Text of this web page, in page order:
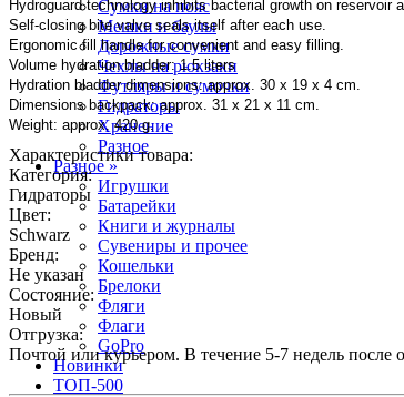
Сумки на пояс
Мешки и баулы
Дорожные сумки
Чехлы на рюкзаки
Футляры и сумочки
Гидраторы
Хранение
Разное
Разное »
Игрушки
Батарейки
Книги и журналы
Сувениры и прочее
Кошельки
Брелоки
Фляги
Флаги
GoPro
Новинки
ТОП-500
Hydroguard technology inhibits bacterial growth on reservoir
Self-closing bite valve seals itself after each use.
Ergonomic fill handle for convenient and easy filling.
Volume hydration bladder: 1.5 liters
Hydration bladder dimensions: approx. 30 x 19 x 4 cm.
Dimensions backpack: approx. 31 x 21 x 11 cm.
Weight: approx. 420 g.
Характеристики товара:
Категория:
Гидраторы
Цвет:
Schwarz
Бренд:
Не указан
Состояние:
Новый
Отгрузка:
Почтой или курьером. В течение 5-7 недель